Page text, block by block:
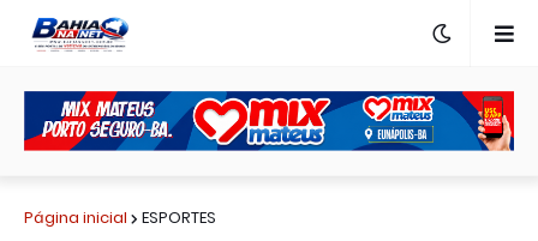
Página inicial ESPORTES